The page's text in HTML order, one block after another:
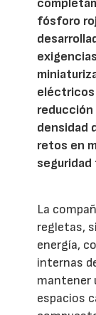
fósforo
reducción
densidad
retos en
La
regletas,
energía,
internas
mantener
espacios